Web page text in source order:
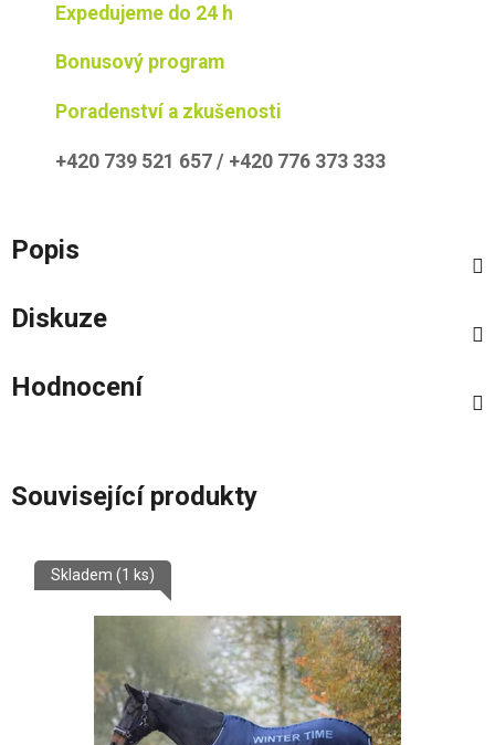
Expedujeme do 24 h
Bonusový program
Poradenství a zkušenosti
+420 739 521 657 / +420 776 373 333
Popis
Diskuze
Hodnocení
Související produkty
Skladem (1 ks)